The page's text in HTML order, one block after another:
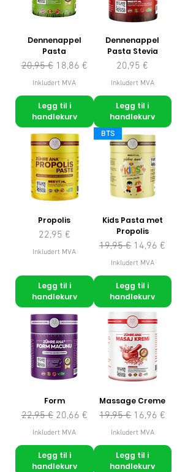
Dennenappel
Pasta
Vanlig pris
20,95 € Salgspris
18,86 €
Inkludert MVA
Legg til i
handlekurv
Dennenappel
Pasta Stevia
Pris
20,95 €
Inkludert MVA
Legg til i
handlekurv
Propolis
Pris
22,95 €
Inkludert MVA
Legg til i
handlekurv
BTS
Kids Pasta met
Propolis
Vanlig pris
19,95 € Salgspris
14,96 €
Inkludert MVA
Legg til i
handlekurv
Form
Vanlig pris
22,95 € Salgspris
20,66 €
Inkludert MVA
Legg til i
handlekurv
Massage Creme
Vanlig pris
19,95 € Salgspris
16,96 €
Inkludert MVA
Legg til i
handlekurv